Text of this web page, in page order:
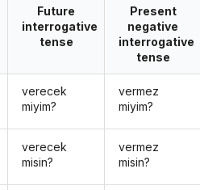
Future
interrogative
tense
verecek
miyim?
verecek
misin?
Present
negative
interrogative
tense
vermez
miyim?
vermez
misin?